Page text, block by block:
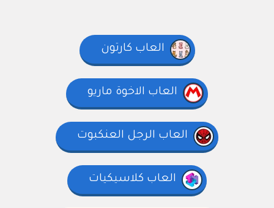
العاب كارتون
العاب الاخوة ماريو
العاب الرجل العنكبوت
العاب كلاسيكيات